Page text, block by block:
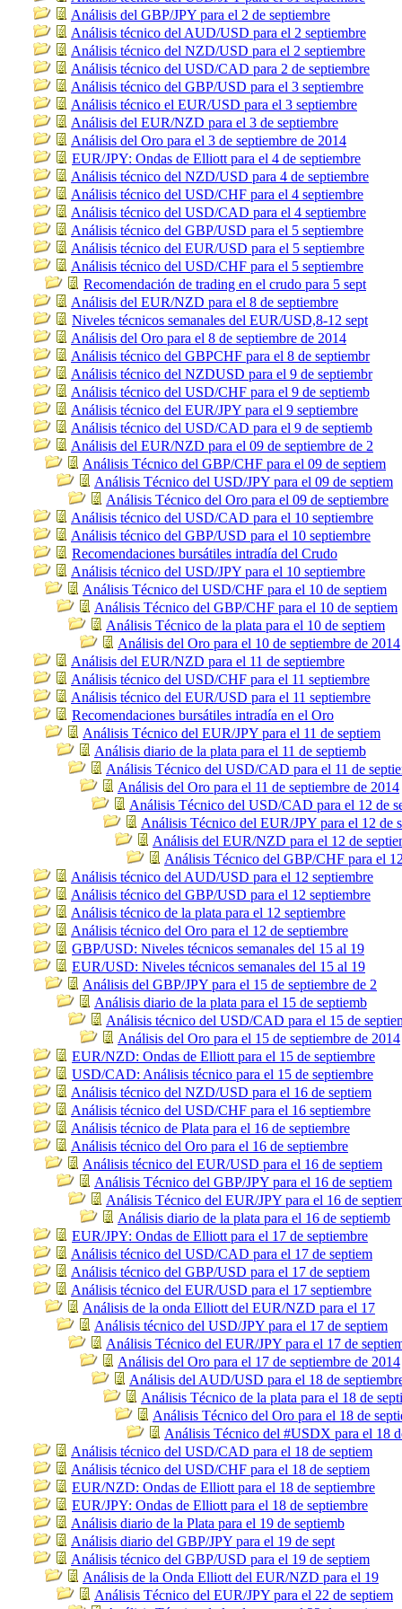
Análisis del GBP/JPY para el 2 de septiembre
Análisis técnico del AUD/USD para el 2 septiembre
Análisis técnico del NZD/USD para el 2 septiembre
Análisis técnico del USD/CAD para 2 de septiembre
Análisis técnico del GBP/USD para el 3 septiembre
Análisis técnico el EUR/USD para el 3 septiembre
Análisis del EUR/NZD para el 3 de septiembre
Análisis del Oro para el 3 de septiembre de 2014
EUR/JPY: Ondas de Elliott para el 4 de septiembre
Análisis técnico del NZD/USD para 4 de septiembre
Análisis técnico del USD/CHF para el 4 septiembre
Análisis técnico del USD/CAD para el 4 septiembre
Análisis técnico del GBP/USD para el 5 septiembre
Análisis técnico del EUR/USD para el 5 septiembre
Análisis técnico del USD/CHF para el 5 septiembre
Recomendación de trading en el crudo para 5 sept
Análisis del EUR/NZD para el 8 de septiembre
Niveles técnicos semanales del EUR/USD,8-12 sept
Análisis del Oro para el 8 de septiembre de 2014
Análisis técnico del GBPCHF para el 8 de septiembr
Análisis técnico del NZDUSD para el 9 de septiembr
Análisis técnico del USD/CHF para el 9 de septiemb
Análisis técnico del EUR/JPY para el 9 septiembre
Análisis técnico del USD/CAD para el 9 de septiemb
Análisis del EUR/NZD para el 09 de septiembre de 2
Análisis Técnico del GBP/CHF para el 09 de septiem
Análisis Técnico del USD/JPY para el 09 de septiem
Análisis Técnico del Oro para el 09 de septiembre
Análisis técnico del USD/CAD para el 10 septiembre
Análisis técnico del GBP/USD para el 10 septiembre
Recomendaciones bursátiles intradía del Crudo
Análisis técnico del USD/JPY para el 10 septiembre
Análisis Técnico del USD/CHF para el 10 de septiem
Análisis Técnico del GBP/CHF para el 10 de septiem
Análisis Técnico de la plata para el 10 de septiem
Análisis del Oro para el 10 de septiembre de 2014
Análisis del EUR/NZD para el 11 de septiembre
Análisis técnico del USD/CHF para el 11 septiembre
Análisis técnico del EUR/USD para el 11 septiembre
Recomendaciones bursátiles intradía en el Oro
Análisis Técnico del EUR/JPY para el 11 de septiem
Análisis diario de la plata para el 11 de septiemb
Análisis Técnico del USD/CAD para el 11 de
Análisis del Oro para el 11 de septiembre de 2014
Análisis Técnico del USD/CAD para el 12 de
Análisis Técnico del EUR/JPY para el 12 de
Análisis del EUR/NZD para el 12 de
Análisis Técnico del GBP/CHF para el
Análisis técnico del AUD/USD para el 12 septiembre
Análisis técnico del GBP/USD para el 12 septiembre
Análisis técnico de la plata para el 12 septiembre
Análisis técnico del Oro para el 12 de septiembre
GBP/USD: Niveles técnicos semanales del 15 al 19
EUR/USD: Niveles técnicos semanales del 15 al 19
Análisis del GBP/JPY para el 15 de septiembre de 2
Análisis diario de la plata para el 15 de septiemb
Análisis técnico del USD/CAD para el 15 de
Análisis del Oro para el 15 de septiembre de 2014
EUR/NZD: Ondas de Elliott para el 15 de septiembre
USD/CAD: Análisis técnico para el 15 de septiembre
Análisis técnico del NZD/USD para el 16 de septiem
Análisis técnico del USD/CHF para el 16 septiembre
Análisis técnico de Plata para el 16 de septiembre
Análisis técnico del Oro para el 16 de septiembre
Análisis técnico del EUR/USD para el 16 de septiem
Análisis Técnico del GBP/JPY para el 16 de septiem
Análisis Técnico del EUR/JPY para el 16 de
Análisis diario de la plata para el 16 de septiemb
EUR/JPY: Ondas de Elliott para el 17 de septiembre
Análisis técnico del USD/CAD para el 17 de septiem
Análisis técnico del GBP/USD para el 17 de septiem
Análisis técnico del EUR/USD para el 17 septiembre
Análisis de la onda Elliott del EUR/NZD para el 17
Análisis técnico del USD/JPY para el 17 de septiem
Análisis Técnico del EUR/JPY para el 17 de
Análisis del Oro para el 17 de septiembre de 2014
Análisis del AUD/USD para el 18 de
Análisis Técnico de la plata para el 18 de
Análisis Técnico del Oro para el 18 de
Análisis Técnico del #USDX para el 18
Análisis técnico del USD/CAD para el 18 de septiem
Análisis técnico del USD/CHF para el 18 de septiem
EUR/NZD: Ondas de Elliott para el 18 de septiembre
EUR/JPY: Ondas de Elliott para el 18 de septiembre
Análisis diario de la Plata para el 19 de septiemb
Análisis diario del GBP/JPY para el 19 de sept
Análisis técnico del GBP/USD para el 19 de septiem
Análisis de la Onda Elliott del EUR/NZD para el 19
Análisis Técnico del EUR/JPY para el 22 de septiem